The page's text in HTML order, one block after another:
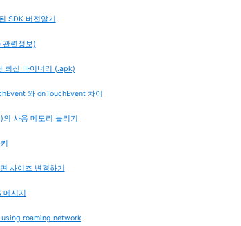
SDK 버젼알기
관련정보)
최신 바이너리 (.apk)
와 onTouchEvent 차이
의 사용 메모리 늘리기
사이즈 변경하기
메시지
roaming network